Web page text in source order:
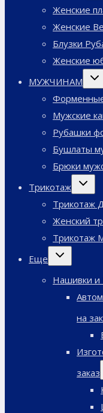
Женские
Женские
Блузки
Женские
МУЖЧИНАМ
Мужские
Рубашки
Бушлаты
Брюки
Трикотаж
Трикотаж
Женский
Трикотаж
Еще
Переключить
дочернее
Нашивки и
на
заказ